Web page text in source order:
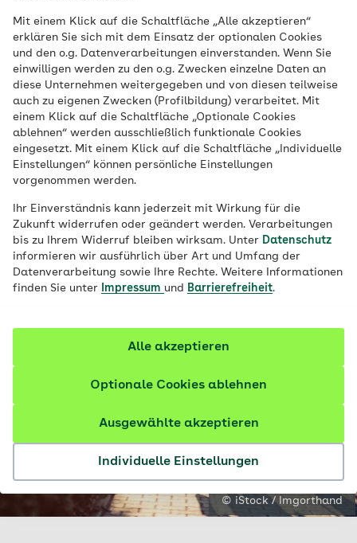
Mit einem Klick auf die Schaltfläche „Alle akzeptieren“
erklären Sie sich mit dem Einsatz der optionalen Cookies
und den o.g. Datenverarbeitungen einverstanden. Wenn Sie
einwilligen werden zu den o.g. Zwecken einzelne Daten an
diese Unternehmen weitergegeben und von diesen teilweise
auch zu eigenen Zwecken (Profilbildung) verarbeitet. Mit
einem Klick auf die Schaltfläche „Optionale Cookies
ablehnen“ werden ausschließlich funktionale Cookies
eingesetzt. Mit einem Klick auf die Schaltfläche „Individuelle
Einstellungen“ können persönliche Einstellungen
vorgenommen werden.
Ihr Einverständnis kann jederzeit mit Wirkung für die
Zukunft widerrufen oder geändert werden. Verarbeitungen
bis zu Ihrem Widerruf bleiben wirksam. Unter Datenschutz
informieren wir ausführlich über Art und Umfang der
Datenverarbeitung sowie Ihre Rechte. Weitere Informationen
finden Sie unter
Impressum und Barrierefreiheit.
Individuelle Einstellungen
Ausgewählte akzeptieren
Optionale Cookies ablehnen
Alle akzeptieren
begleiten
Der Übergang von der Kita zur
Grundschule ist ein wichtiger Schritt im
Leben eines Kindes. Die AOK unterstützt
Familien, Kitas und Grundschulen dabei,
diesen Übergang erfolgreich zu
bewältigen. Sie bietet regionale Angebote
– damit die Grundschulzeit gesund
beginnt.
© iStock / Imgorthand